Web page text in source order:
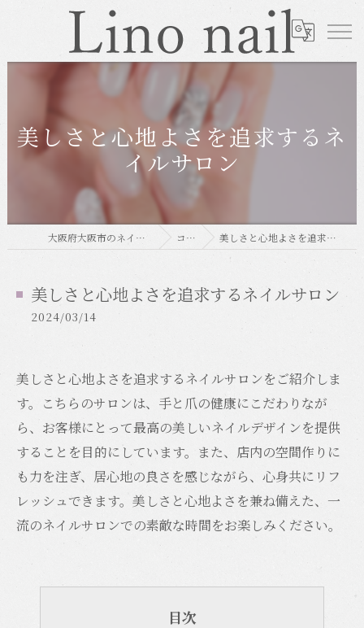
美しさと心地よさを追求するネ
イルサロン
大阪府大阪市のネイルならLino nail コラム 美しさと心地よさを追求するネイルサロン
美しさと心地よさを追求するネイルサロン
2024/03/14
美しさと心地よさを追求するネイルサロンをご紹介しま
す。こちらのサロンは、手と爪の健康にこだわりなが
ら、お客様にとって最高の美しいネイルデザインを提供
することを目的にしています。また、店内の空間作りに
も力を注ぎ、居心地の良さを感じながら、心身共にリフ
レッシュできます。美しさと心地よさを兼ね備えた、一
流のネイルサロンでの素敵な時間をお楽しみください。
目次